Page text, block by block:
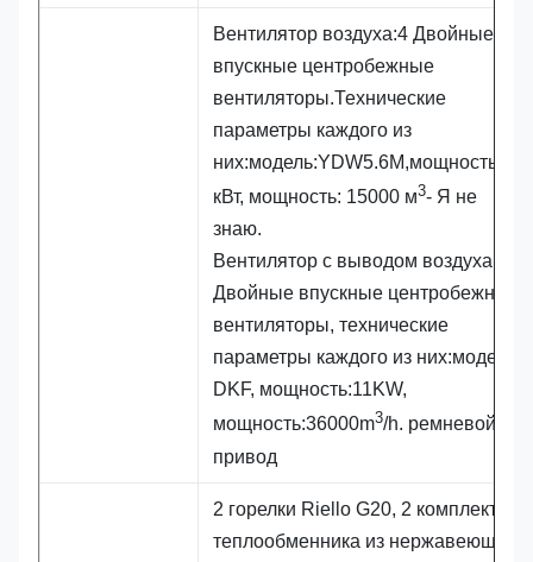
Вентилятор воздуха:4 Двойные
впускные центробежные
вентиляторы.Технические
параметры каждого из
них:модель:YDW5.6M,мощность:5.5
кВт, мощность: 15000 м3- Я не
знаю.
Вентилятор с выводом воздуха:2
Двойные впускные центробежные
вентиляторы, технические
параметры каждого из них:модель:
DKF, мощность:11KW,
мощность:36000m3/h. ремневой
привод
2 горелки Riello G20, 2 комплекта
теплообменника из нержавеющей